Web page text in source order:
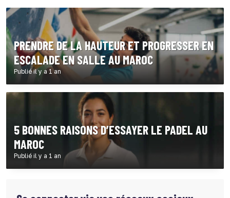
PRENDRE DE LA HAUTEUR ET PROGRESSER EN
ESCALADE EN SALLE AU MAROC
Publié il y a 1 an
5 BONNES RAISONS D’ESSAYER LE PADEL AU
MAROC
Publié il y a 1 an